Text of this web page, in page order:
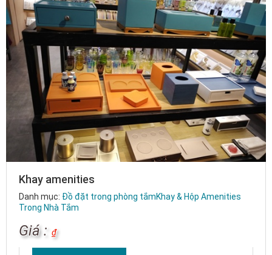
Khay amenities
Danh mục: Đồ đặt trong phòng tắmKhay & Hộp Amenities
Trong Nhà Tắm
Giá : ₫